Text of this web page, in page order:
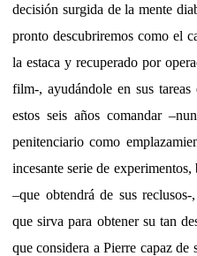
decisión surgida de la mente
pronto descubriremos como el
la estaca y recuperado por
film-, ayudándole en sus
estos seis años comandar
penitenciario como
incesante serie de
–que obtendrá de sus
que sirva para obtener su tan
que considera a Pierre capaz de